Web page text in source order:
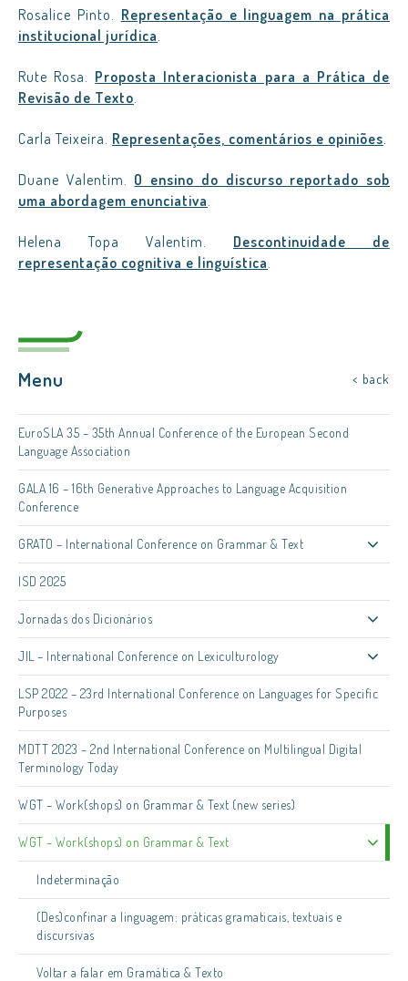
Rosalice Pinto. Representação e linguagem na prática
institucional jurídica.
Rute Rosa. Proposta Interacionista para a Prática de
Revisão de Texto.
Carla Teixeira. Representações, comentários e opiniões.
Duane Valentim. O ensino do discurso reportado sob
uma abordagem enunciativa.
Helena Topa Valentim. Descontinuidade de
representação cognitiva e linguística.
Menu < back
EuroSLA 35 – 35th Annual Conference of the European Second
Language Association
GALA 16 – 16th Generative Approaches to Language Acquisition
Conference
GRATO – International Conference on Grammar & Text
ISD 2025
Jornadas dos Dicionários
JIL – International Conference on Lexiculturology
LSP 2022 – 23rd International Conference on Languages for Specific
Purposes
MDTT 2023 – 2nd International Conference on Multilingual Digital
Terminology Today
WGT – Work(shops) on Grammar & Text (new series)
WGT – Work(shops) on Grammar & Text
Indeterminação
(Des)confinar a linguagem: práticas gramaticais, textuais e
discursivas
Voltar a falar em Gramática & Texto